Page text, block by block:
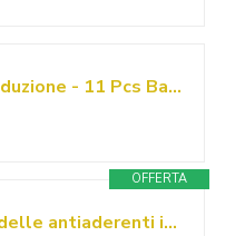
Set Pentole Induzione - 11 Pcs Batteria Pentole e Padelle Antiaderenti Per Tutti i Piani Cottura, Padella da 20/28cm, Padella da 24cm, Pentola da 16/20/24cm con Coperchi, Senza PFOA e PFOS Topbooc
OFFERTA
KICHLY Set Padelle antiaderenti in alluminio – set padella 3 pezzi induzione fondo, 20cm, 24cm e 28cm, nero